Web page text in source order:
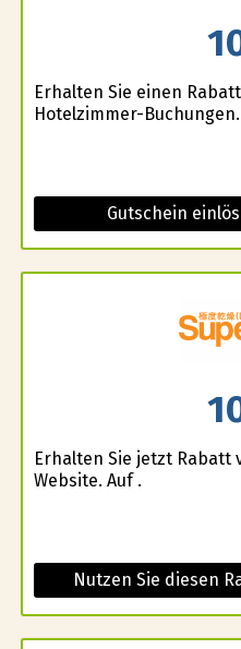
Erhalten Sie einen
Hotelzimmer-Buchungen.
Gutschein
Erhalten Sie jetzt Rabatt
Website. Auf .
Nutzen Sie diesen